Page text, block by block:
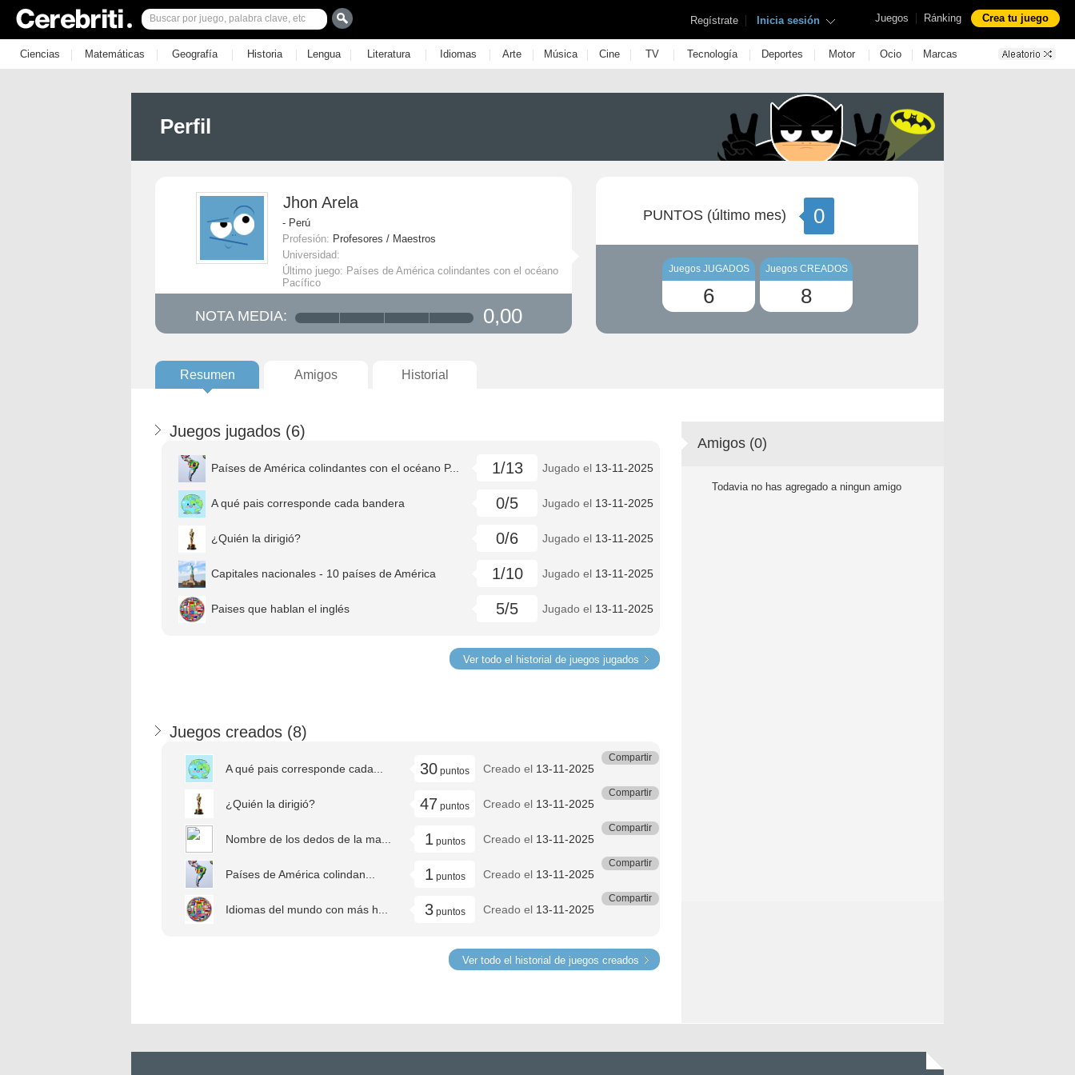
Juegos | Ránking Crea tu juego
Regístrate | Inicia sesión
Ciencias | Matemáticas | Geografía | Historia | Lengua | Literatura | Idiomas | Arte | Música | Cine | TV | Tecnología | Deportes | Motor | Ocio | Marcas
Perfil
Jhon Arela
- Perú
Profesión: Profesores / Maestros
Universidad:
Último juego: Países de América colindantes con el océano
Pacífico
NOTA MEDIA: 0,00
PUNTOS (último mes) 0
Juegos JUGADOS
6
Juegos CREADOS
8
Resumen Amigos Historial
Juegos jugados (6)
Países de América colindantes con el océano P... 1/13 Jugado el 13-11-2025
A qué pais corresponde cada bandera 0/5 Jugado el 13-11-2025
¿Quién la dirigió? 0/6 Jugado el 13-11-2025
Capitales nacionales - 10 países de América 1/10 Jugado el 13-11-2025
Paises que hablan el inglés 5/5 Jugado el 13-11-2025
Ver todo el historial de juegos jugados
Juegos creados (8)
A qué pais corresponde cada... 30 puntos Creado el 13-11-2025
Compartir
¿Quién la dirigió? 47 puntos Creado el 13-11-2025
Compartir
Nombre de los dedos de la ma... 1puntos Creado el 13-11-2025
Compartir
Países de América colindan... 1puntos Creado el 13-11-2025
Compartir
Idiomas del mundo con más h... 3puntos Creado el 13-11-2025
Compartir
Ver todo el historial de juegos creados
Amigos (0)
Todavia no has agregado a ningun amigo